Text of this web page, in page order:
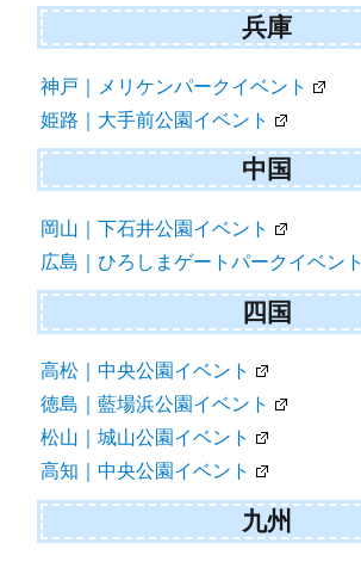
兵庫
神戸｜メリケンパークイベント
姫路｜大手前公園イベント
中国
岡山｜下石井公園イベント
広島｜ひろしまゲートパークイベント
四国
高松｜中央公園イベント
徳島｜藍場浜公園イベント
松山｜城山公園イベント
高知｜中央公園イベント
九州